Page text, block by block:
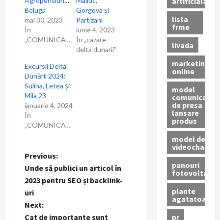
i
c
l
e
Beluga
mai 30, 2023
În
„COMUNICAT”
Gorgova și
Partizani
iunie 4, 2023
În „cazare
delta dunarii”
Excursii Delta
Dunării 2024:
Sulina, Letea și
Mila 23
ianuarie 4, 2024
În
„COMUNICAT”
P
o
s
Previous:
Unde să publici un articol în
2023 pentru SEO și backlink-
uri
Next:
Cat de importante sunt
lista
frme
livada
marketing
online
model
comunicat
de presa
lansare
produs
model de
videochat
panouri
fotovoltaice
plante
agatatoare
pr